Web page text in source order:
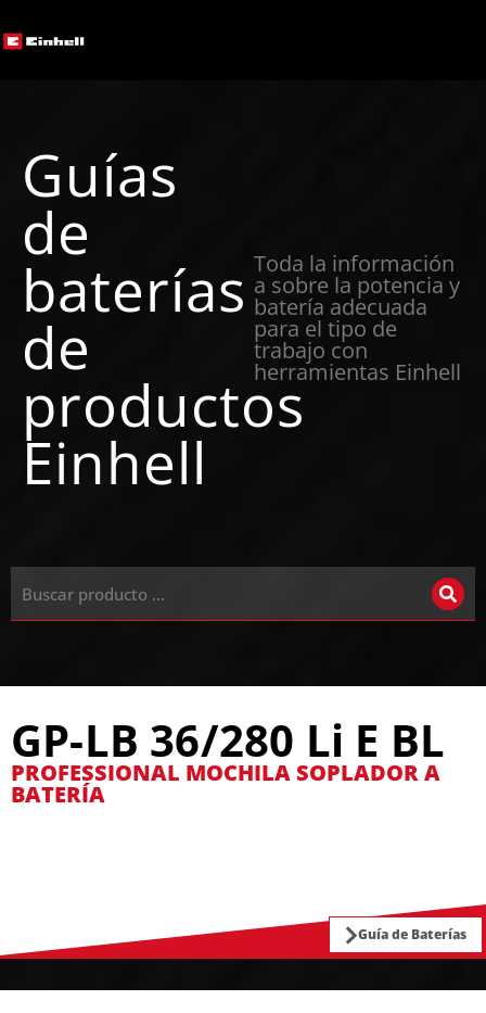
Guías
de
baterías
de
productos
Einhell
Toda la información
a sobre la potencia y
batería adecuada
para el tipo de
trabajo con
herramientas Einhell
GP-LB 36/280 Li E BL
PROFESSIONAL MOCHILA SOPLADOR A
BATERÍA
Guía de Baterías